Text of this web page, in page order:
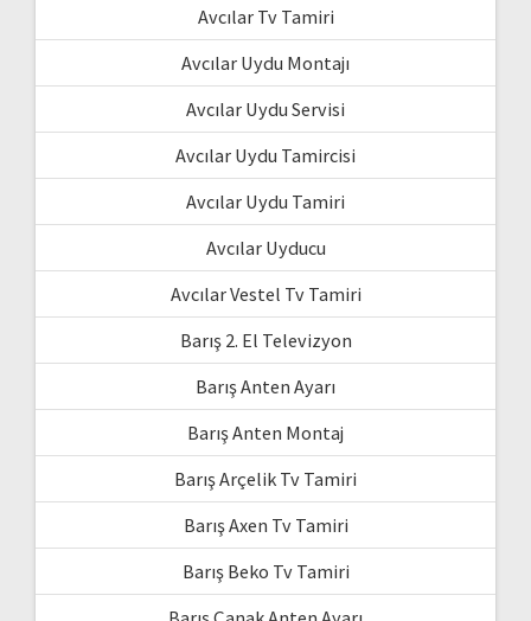
Avcılar Tv Tamiri
Avcılar Uydu Montajı
Avcılar Uydu Servisi
Avcılar Uydu Tamircisi
Avcılar Uydu Tamiri
Avcılar Uyducu
Avcılar Vestel Tv Tamiri
Barış 2. El Televizyon
Barış Anten Ayarı
Barış Anten Montaj
Barış Arçelik Tv Tamiri
Barış Axen Tv Tamiri
Barış Beko Tv Tamiri